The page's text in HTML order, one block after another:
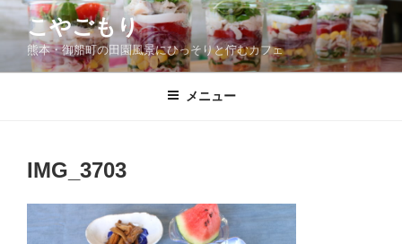
コ
ン
ン
こやごもり
熊本・御船町の田園風景にひっそりと佇むカフェ
メニュー
IMG_3703